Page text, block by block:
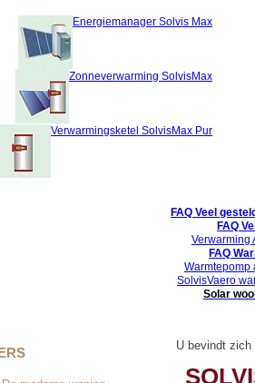
Energiemanager Solvis Max
Zonneverwarming SolvisMax
Verwarmingsketel SolvisMax Pur
FAQ Veel
FAQ
Verwarming
FAQ
Warmtepomp
SolvisVaero
Solar
U bevindt zich